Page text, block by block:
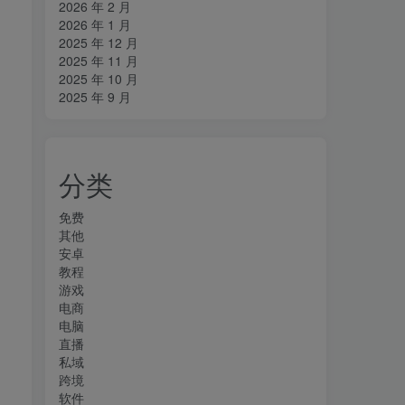
2026 年 2 月
2026 年 1 月
2025 年 12 月
2025 年 11 月
2025 年 10 月
2025 年 9 月
分类
免费
其他
安卓
教程
游戏
电商
电脑
直播
私域
跨境
软件